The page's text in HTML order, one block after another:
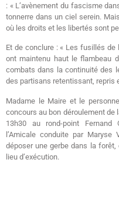
: « L’avènement du fascisme
tonnerre dans un ciel serein.
où les droits et les libertés sont
Et de conclure : « Les fusillés
ont maintenu haut le flambeau
combats dans la continuité des
des partisans retentissant, repris
Madame le Maire et le
concours au bon déroulement de
13h30 au rond-point Fernand
l’Amicale conduite par Maryse
déposer une gerbe dans la
lieu d’exécution.